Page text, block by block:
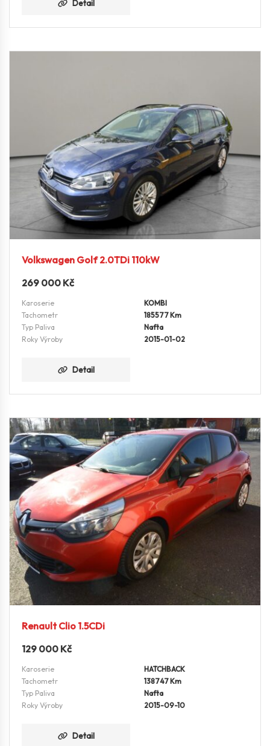
Detail
Volkswagen Golf 2.0TDi 110kW
269 000 Kč
Karoserie
KOMBI
Tachometr
185577 Km
Typ Paliva
Nafta
Roky Výroby
2015-01-02
Detail
Renault Clio 1.5CDi
129 000 Kč
Karoserie
HATCHBACK
Tachometr
138747 Km
Typ Paliva
Nafta
Roky Výroby
2015-09-10
Detail